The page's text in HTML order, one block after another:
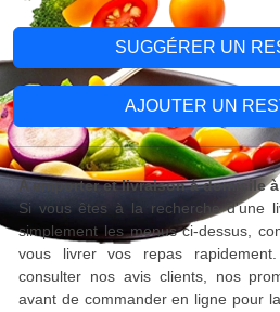
SUGGÉRER UN
AJOUTER UN
A emporter et livraison à domicile
Si vous êtes à la recherche d'une
simplement les menus ci-dessus,
vous livrer vos repas
consulter nos avis clients, nos
avant de commander en ligne pour